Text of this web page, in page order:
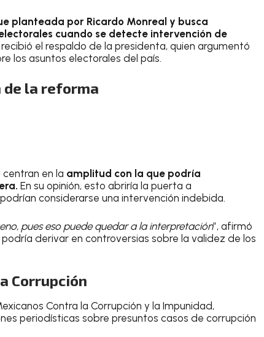
planteada por Ricardo Monreal y busca
cuando se detecte intervención de
el respaldo de la presidenta, quien argumentó
los asuntos electorales del país.
la reforma
en la amplitud con la que podría
En su opinión, esto abriría la puerta a
considerarse una intervención indebida.
pues eso puede quedar a la interpretación”, afirmó
derivar en controversias sobre la validez de los
Corrupción
Contra la Corrupción y la Impunidad,
periodísticas sobre presuntos casos de corrupción